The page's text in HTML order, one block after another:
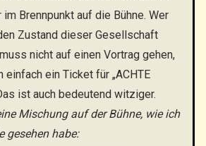
Brennpunkt auf die Bühne. Wer
Zustand dieser Gesellschaft
nicht auf einen Vortrag gehen,
einfach ein Ticket für „ACHTE
ist auch bedeutend witziger.
Mischung auf der Bühne, wie ich
gesehen habe: